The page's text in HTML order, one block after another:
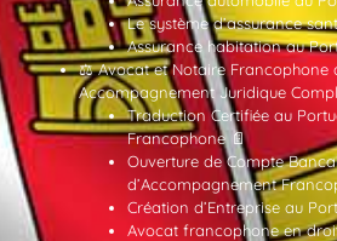
Le système d’assurance
Assurance habitation au
⚖️ Avocat et Notaire Francophone
Accompagnement Juridique
Traduction Certifiée au
Francophone 📄
Ouverture de Compte
d’Accompagnement
Création d’Entreprise au
Avocat francophone en